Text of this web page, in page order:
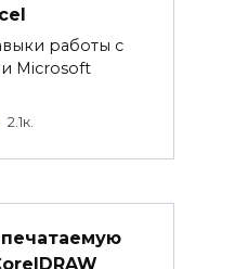
работы с
Microsoft
2.1к.